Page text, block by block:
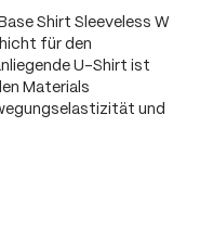
Shirt Sleeveless W
für den
U-Shirt ist
Materials
und